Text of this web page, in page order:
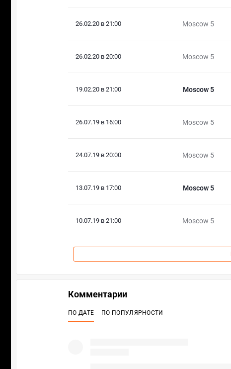
26.02.20 в 21:00 Moscow 5
26.02.20 в 20:00 Moscow 5
19.02.20 в 21:00 Moscow 5
26.07.19 в 16:00 Moscow 5
24.07.19 в 20:00 Moscow 5
13.07.19 в 17:00 Moscow 5
10.07.19 в 21:00 Moscow 5
Комментарии
ПО ДАТЕ ПО ПОПУЛЯРНОСТИ